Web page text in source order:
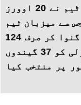
واحد ٹی ٹوئنٹی میچ 25 رनों سے جیت لیا۔ افغان ٹیم نے 20 اوورز
کیا، جس سے میزبان ٹیم
پر دباؤ پڑا۔ آخر کار، قطر کی ٹیم نے 7 وکٹیں گنوا کر صرف 124
رنز بنائے، اور افغانستان کے کپتان درویش رسولی کو 37 گیندوں
پر منتخب کیا